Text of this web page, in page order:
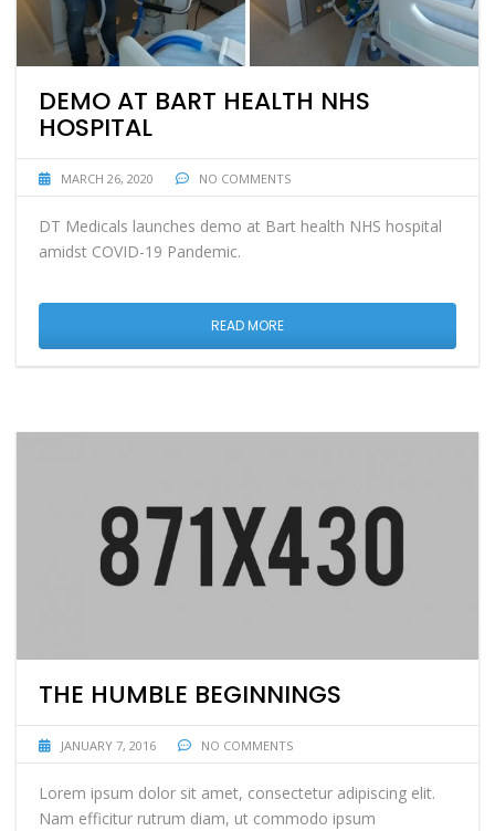
DEMO AT BART HEALTH NHS
HOSPITAL
MARCH 26, 2020 NO COMMENTS
DT Medicals launches demo at Bart health NHS hospital
amidst COVID-19 Pandemic.
READ MORE
THE HUMBLE BEGINNINGS
JANUARY 7, 2016 NO COMMENTS
Lorem ipsum dolor sit amet, consectetur adipiscing elit.
Nam efficitur rutrum diam, ut commodo ipsum